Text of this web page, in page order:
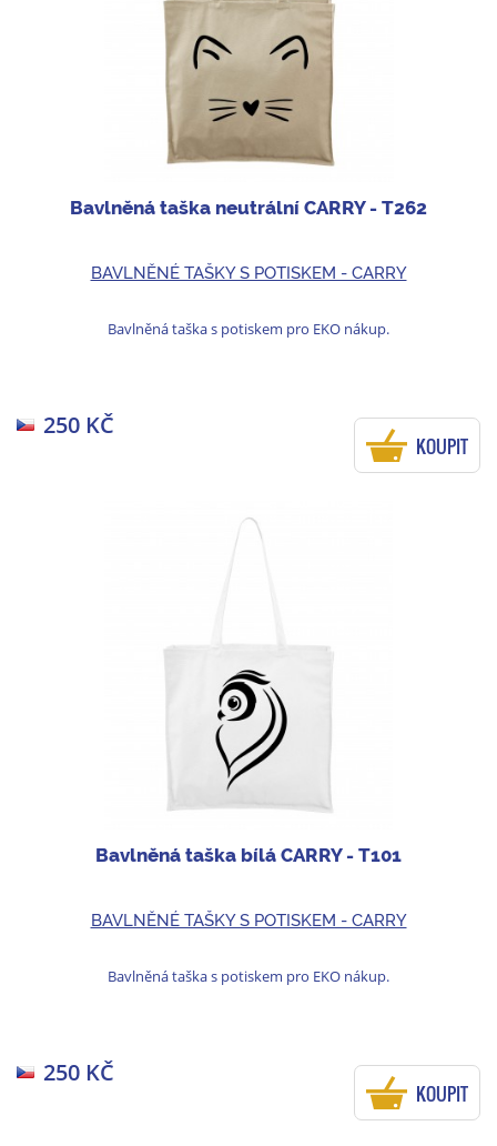
Bavlněná taška neutrální CARRY - T262
BAVLNĚNÉ TAŠKY S POTISKEM - CARRY
Bavlněná taška s potiskem pro EKO nákup.
250 KČ
KOUPIT
Bavlněná taška bílá CARRY - T101
BAVLNĚNÉ TAŠKY S POTISKEM - CARRY
Bavlněná taška s potiskem pro EKO nákup.
250 KČ
KOUPIT